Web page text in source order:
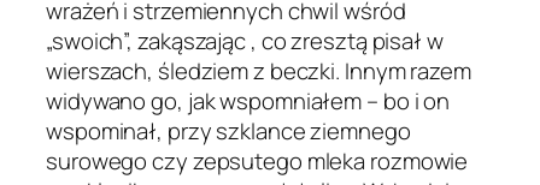
wrażeń i strzemiennych chwil wśród
„swoich”, zakąszając , co zresztą pisał w
wierszach, śledziem z beczki. Innym razem
widywano go, jak wspomniałem – bo i on
wspominał, przy szklance ziemnego
surowego czy zepsutego mleka rozmowie